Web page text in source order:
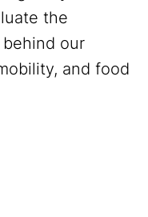
the
our
and food